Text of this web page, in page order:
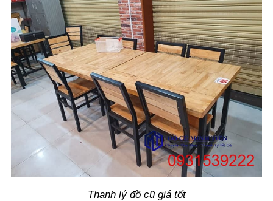
Thanh lý đồ cũ giá tốt